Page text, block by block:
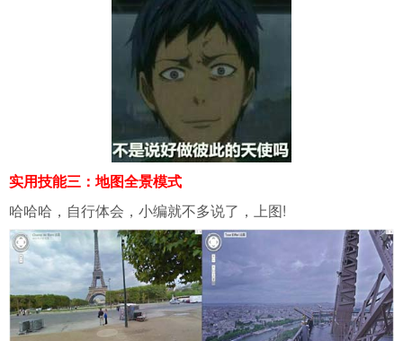
实用技能三：地图全景模式
哈哈哈，自行体会，小编就不多说了，上图!